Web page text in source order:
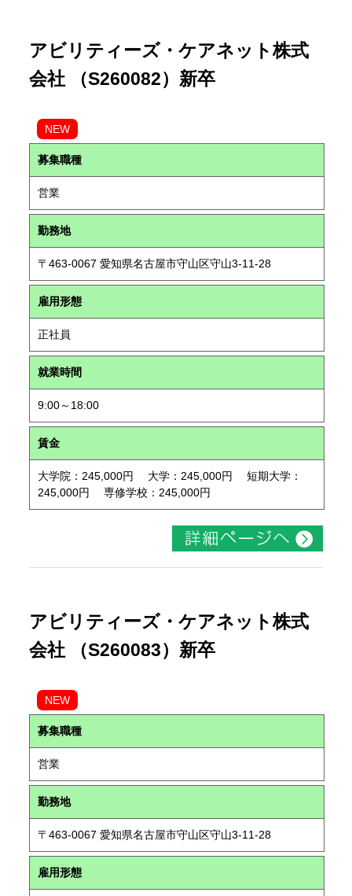
アビリティーズ・ケアネット株式
会社 （S260082）新卒
NEW
募集職種
営業
勤務地
〒463-0067 愛知県名古屋市守山区守山3-11-28
雇用形態
正社員
就業時間
9:00～18:00
賃金
大学院：245,000円 大学：245,000円 短期大学：
245,000円 専修学校：245,000円
アビリティーズ・ケアネット株式
会社 （S260083）新卒
NEW
募集職種
営業
勤務地
〒463-0067 愛知県名古屋市守山区守山3-11-28
雇用形態